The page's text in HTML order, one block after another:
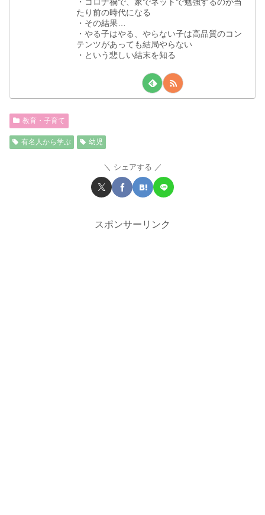
・コロナ禍で、家でネットで勉強するのが当
たり前の時代になる
・その結果…
・やる子はやる、やらない子は高品質のコン
テンツがあっても結局やらない
・という悲しい結末を知る
教育・子育て
有名人から学ぶ 幼児
シェアする
スポンサーリンク